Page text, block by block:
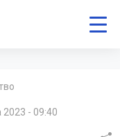
2023 - 09:40